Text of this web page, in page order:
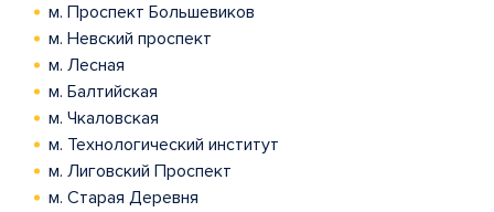
м. Проспект Большевиков
м. Невский проспект
м. Лесная
м. Балтийская
м. Чкаловская
м. Технологический институт
м. Лиговский Проспект
м. Старая Деревня